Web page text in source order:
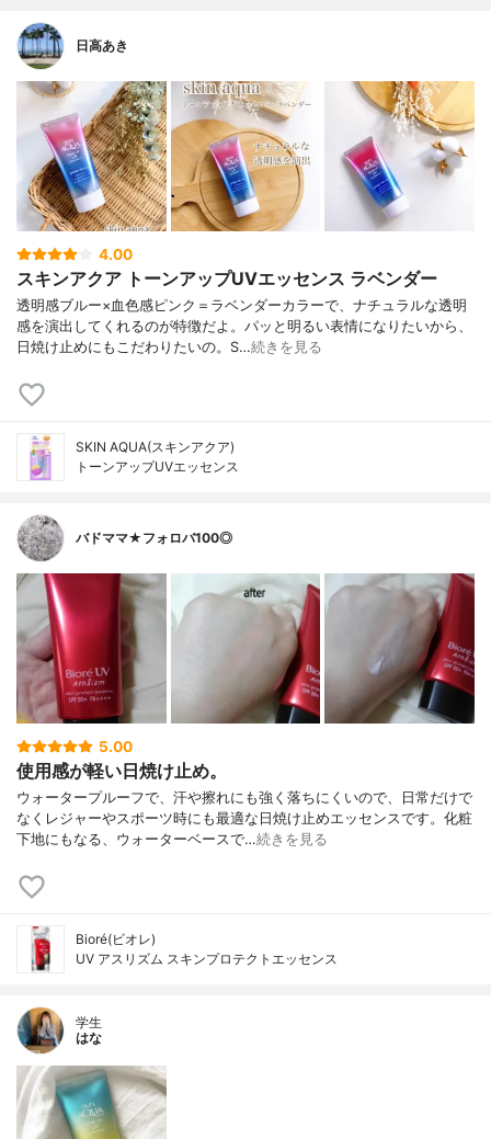
日高あき
4.00
スキンアクア トーンアップUVエッセンス ラベンダー
透明感ブルー×血色感ピンク＝ラベンダーカラーで、ナチュラルな透明
感を演出してくれるのが特徴だよ。パッと明るい表情になりたいから、
日焼け止めにもこだわりたいの。S…続きを見る
SKIN AQUA(スキンアクア)
トーンアップUVエッセンス
バドママ★フォロバ100◎
5.00
使用感が軽い日焼け止め。
ウォータープルーフで、汗や擦れにも強く落ちにくいので、日常だけで
なくレジャーやスポーツ時にも最適な日焼け止めエッセンスです。化粧
下地にもなる、ウォーターベースで…続きを見る
Bioré(ビオレ)
UV アスリズム スキンプロテクトエッセンス
学生
はな